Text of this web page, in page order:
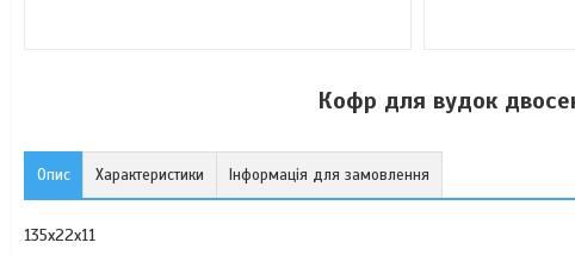
Кофр для вудок
Опис Характеристики Інформація для замовлення
135х22х11